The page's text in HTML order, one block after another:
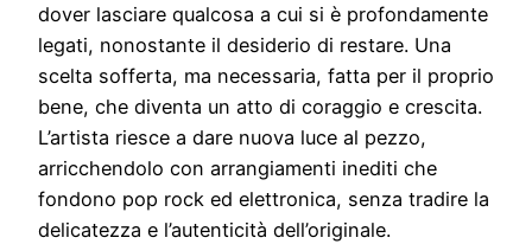
dover lasciare qualcosa a cui si è profondamente
legati, nonostante il desiderio di restare. Una
scelta sofferta, ma necessaria, fatta per il proprio
bene, che diventa un atto di coraggio e crescita.
L’artista riesce a dare nuova luce al pezzo,
arricchendolo con arrangiamenti inediti che
fondono pop rock ed elettronica, senza tradire la
delicatezza e l’autenticità dell’originale.